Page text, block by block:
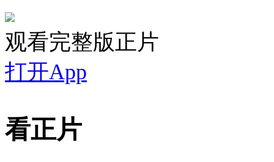
观看完整版正片
打开App
看正片